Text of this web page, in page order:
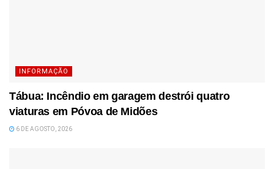
INFORMAÇÃO
Tábua: Incêndio em garagem destrói quatro
viaturas em Póvoa de Midões
6 DE AGOSTO, 2026